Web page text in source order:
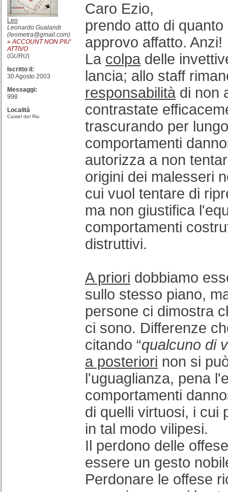
Leo
Leonardo Gualandi
(leometra@gmail.com)
» ACCOUNT NON PIU'
ATTIVO
(GURU)
Iscritto il:
30 Agosto 2003
Messaggi:
998
Località
Castel del Rio
Caro Ezio,
prendo atto di
approvo affatto. Anzi!
La colpa delle
lancia; allo staff
responsabilità di non
contrastate
trascurando per
comportamenti
autorizza a non
origini dei malesseri
cui vuol tentare di
ma non giustifica
comportamenti
distruttivi.
A priori dobbiamo
sullo stesso piano,
persone ci dimostra
ci sono. Differenze
citando “qualcuno di
a posteriori non si
l'uguaglianza, pena
comportamenti
di quelli virtuosi, i cui
in tal modo vilipesi.
Il perdono delle
essere un gesto
Perdonare le offese